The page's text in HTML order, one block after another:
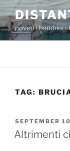
Skip
to
contentpoveri i bambini
TAG:
POSTED
ON
SEPTEMBER
Altrimenti